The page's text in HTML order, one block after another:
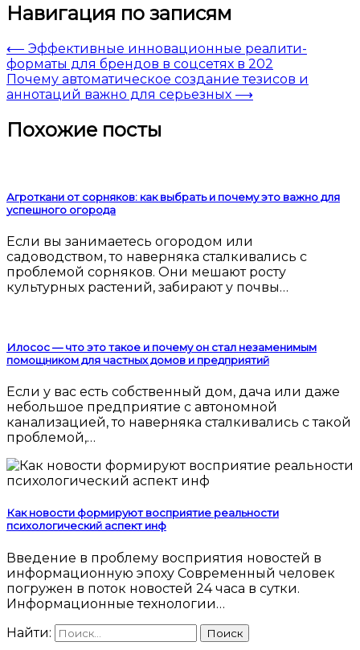
Навигация по записям
⟵ Эффективные инновационные реалити-
форматы для брендов в соцсетях в 202
Почему автоматическое создание тезисов и
аннотаций важно для серьезных ⟶
Похожие посты
Агроткани от сорняков: как выбрать и почему это важно для
успешного огорода
Если вы занимаетесь огородом или
садоводством, то наверняка сталкивались с
проблемой сорняков. Они мешают росту
культурных растений, забирают у почвы…
Илосос — что это такое и почему он стал незаменимым
помощником для частных домов и предприятий
Если у вас есть собственный дом, дача или даже
небольшое предприятие с автономной
канализацией, то наверняка сталкивались с такой
проблемой,…
Как новости формируют восприятие реальности
психологический аспект инф
Введение в проблему восприятия новостей в
информационную эпоху Современный человек
погружен в поток новостей 24 часа в сутки.
Информационные технологии…
Найти: